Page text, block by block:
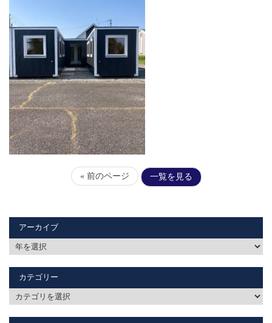
« 前のページ 一覧を見る
アーカイブ
カテゴリー